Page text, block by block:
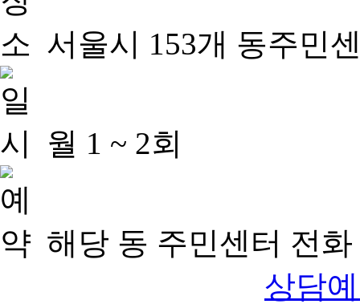
서울시 153개 동주민
월 1 ~ 2회
해당 동 주민센터 전
상담